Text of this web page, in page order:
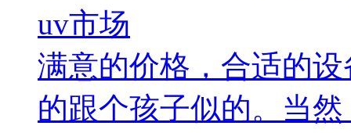
uv市场
满意的价格，合适的
的跟个孩子似的。当